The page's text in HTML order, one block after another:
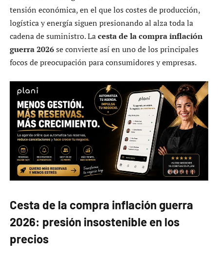
tensión económica, en el que los costes de producción,
logística y energía siguen presionando al alza toda la
cadena de suministro. Lacesta de la compra inflación
guerra 2026se convierte así en uno de los principales
focos de preocupación para consumidores y empresas.
Cesta de la compra inflación guerra
2026: presión insostenible en los
precios